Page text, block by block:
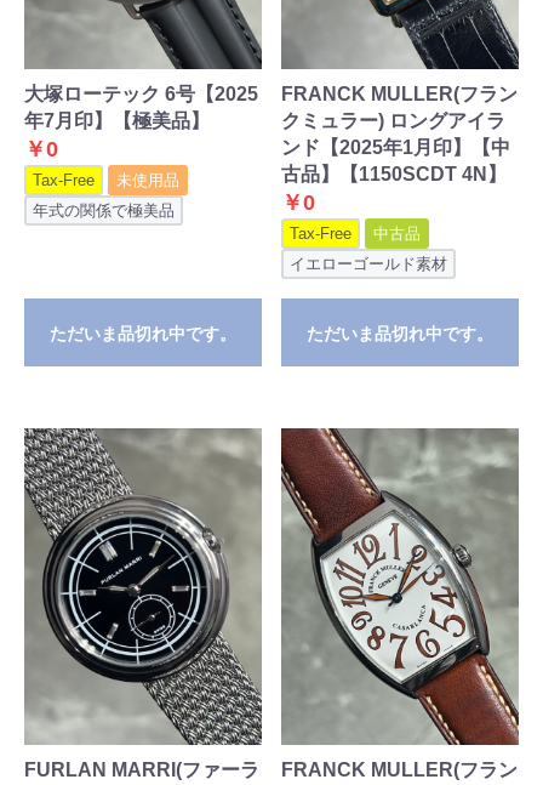
大塚ローテック 6号【2025
年7月印】【極美品】
￥0
Tax-Free
未使用品
年式の関係で極美品
ただいま品切れ中です。
FRANCK MULLER(フラン
クミュラー) ロングアイラ
ンド【2025年1月印】【中
古品】【1150SCDT 4N】
￥0
Tax-Free
中古品
イエローゴールド素材
ただいま品切れ中です。
FURLAN MARRI(ファーラ
FRANCK MULLER(フラン